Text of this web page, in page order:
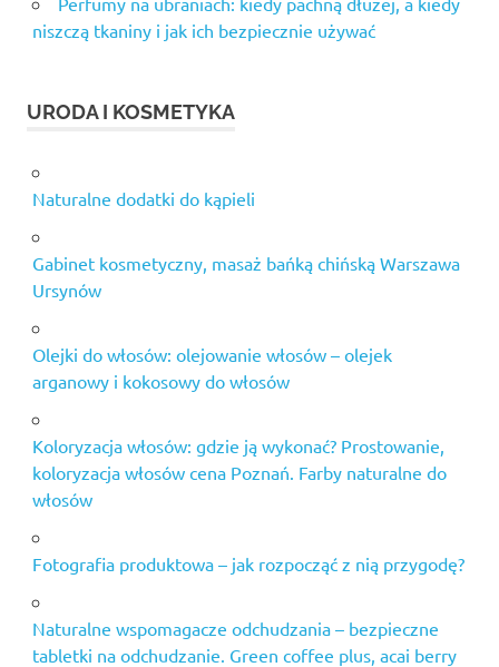
niszczą tkaniny i jak ich bezpiecznie używać
URODA I KOSMETYKA
Naturalne dodatki do kąpieli
Gabinet kosmetyczny, masaż bańką chińską Warszawa
Ursynów
Olejki do włosów: olejowanie włosów – olejek
arganowy i kokosowy do włosów
Koloryzacja włosów: gdzie ją wykonać? Prostowanie,
koloryzacja włosów cena Poznań. Farby naturalne do
włosów
Fotografia produktowa – jak rozpocząć z nią przygodę?
Naturalne wspomagacze odchudzania – bezpieczne
tabletki na odchudzanie. Green coffee plus, acai berry